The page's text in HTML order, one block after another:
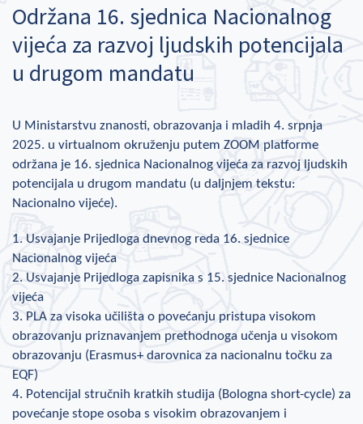
Održana 16. sjednica Nacionalnog
vijeća za razvoj ljudskih potencijala
u drugom mandatu
U Ministarstvu znanosti, obrazovanja i mladih 4. srpnja
2025. u virtualnom okruženju putem ZOOM platforme
održana je 16. sjednica Nacionalnog vijeća za razvoj ljudskih
potencijala u drugom mandatu (u daljnjem tekstu:
Nacionalno vijeće).
1. Usvajanje Prijedloga dnevnog reda 16. sjednice
Nacionalnog vijeća
2. Usvajanje Prijedloga zapisnika s 15. sjednice Nacionalnog
vijeća
3. PLA za visoka učilišta o povećanju pristupa visokom
obrazovanju priznavanjem prethodnoga učenja u visokom
obrazovanju (Erasmus+ darovnica za nacionalnu točku za
EQF)
4. Potencijal stručnih kratkih studija (Bologna short-cycle) za
povećanje stope osoba s visokim obrazovanjem i